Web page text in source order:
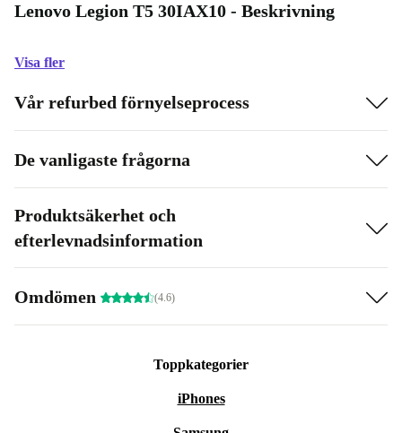
Lenovo Legion T5 30IAX10 - Beskrivning
Visa fler
Vår refurbed förnyelseprocess
De vanligaste frågorna
Produktsäkerhet och
efterlevnadsinformation
Omdömen (4.6)
Toppkategorier
iPhones